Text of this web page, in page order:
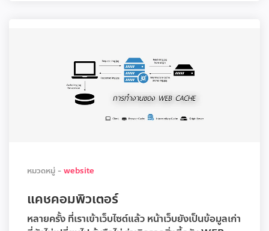
หมวดหมู่ - website
แคชคอมพิวเตอร์
หลายครั้ง ที่เราเข้าเว็บไซต์แล้ว หน้าเว็บยังเป็นข้อมูลเก่า